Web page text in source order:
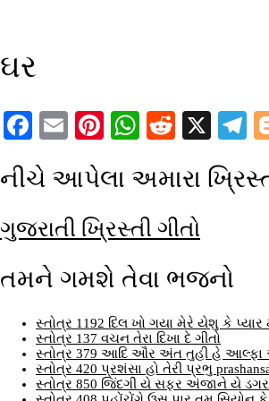
ઘર
Facebook
EmailPinterest
WhatsApp
Reddit
X
નીચે આપેલા અમારા
ગુજરાતી ખ્રિસ્તી ગીતો
તમને ગમશે તેવા ભજનો
સ્તોત્ર 1192 દિલ ખો ગયા મેરે યેશુ કે
સ્તોત્ર 137 વચન તેરા દિખા દે ગીતો
સ્તોત્ર 379 આદિ ઔર અંત તુહી હે આલ્ફા
સ્તોત્ર 420 પ્રશંસા હો તેરી પ્રભુ
સ્તોત્ર 850 જિંદગી યે સફર અંજાને યે ડગર